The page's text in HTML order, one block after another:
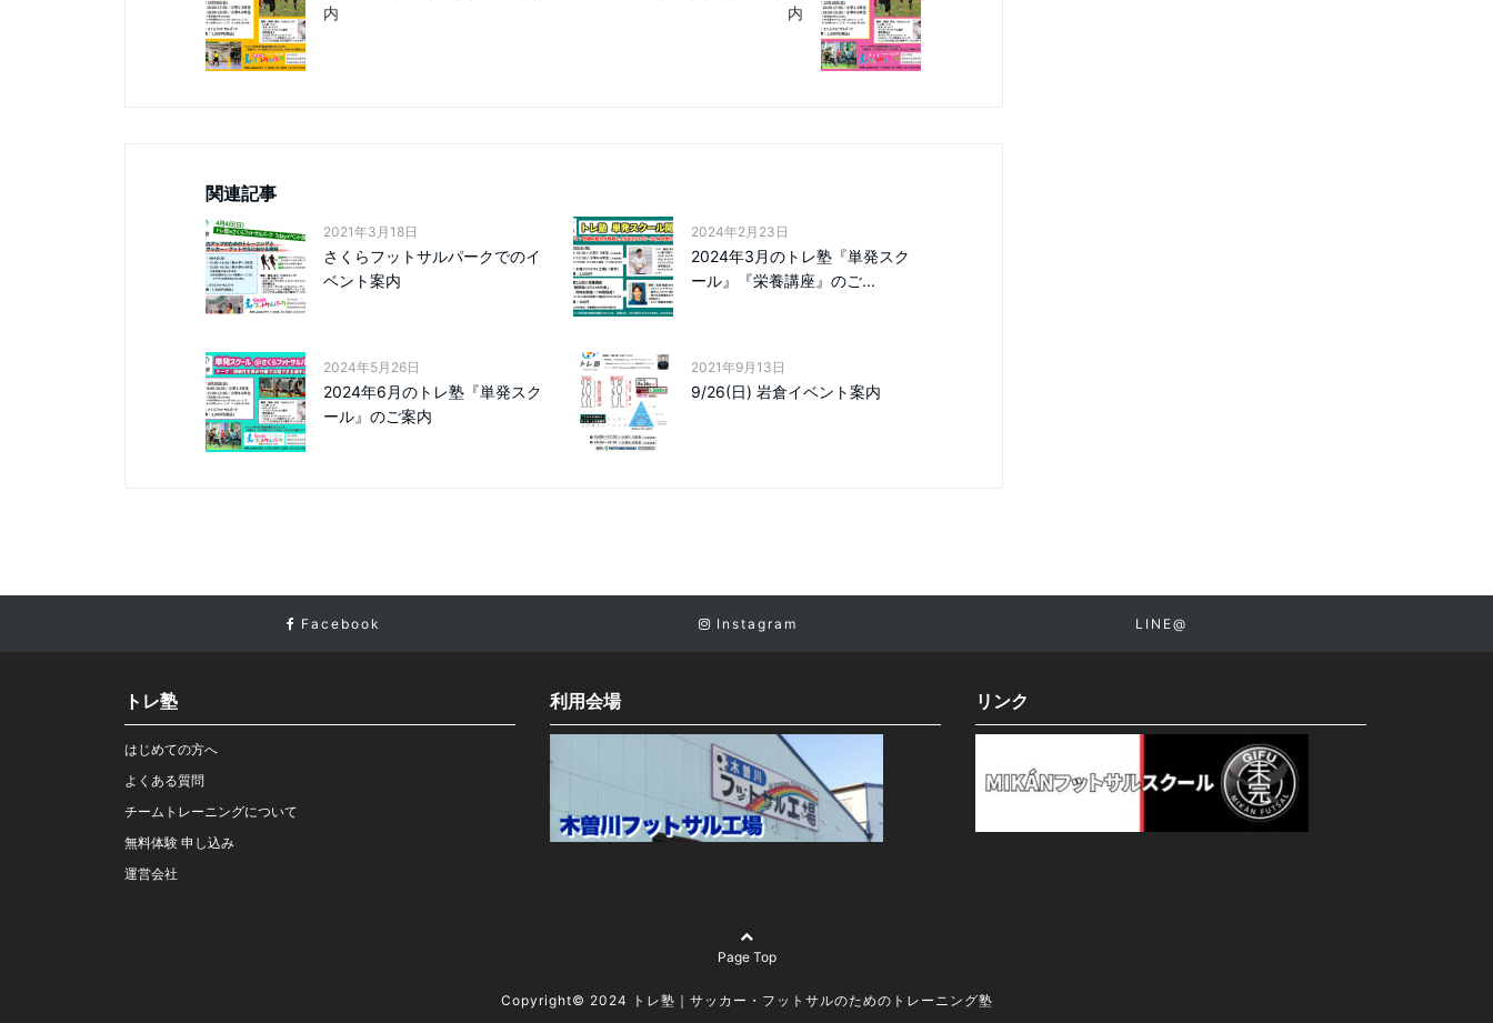
内
内
関連記事
2021年3月18日
さくらフットサルパークでのイ
ベント案内
2024年2月23日
2024年3月のトレ塾『単発スク
ール』『栄養講座』のご...
2024年5月26日
2024年6月のトレ塾『単発スク
ール』のご案内
2021年9月13日
9/26(日) 岩倉イベント案内
Facebook Instagram LINE@
トレ塾
はじめての方へ
よくある質問
チームトレーニングについて
無料体験 申し込み
運営会社
利用会場 リンク
Page Top
Copyright© 2024 トレ塾｜サッカー・フットサルのためのトレーニング塾